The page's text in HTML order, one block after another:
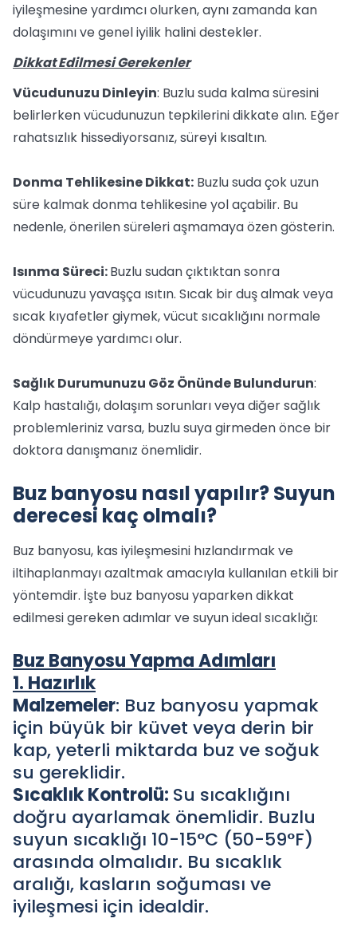
iyileşmesine yardımcı olurken, aynı zamanda kan
dolaşımını ve genel iyilik halini destekler.
Dikkat Edilmesi Gerekenler
Vücudunuzu Dinleyin: Buzlu suda kalma süresini
belirlerken vücudunuzun tepkilerini dikkate alın. Eğer
rahatsızlık hissediyorsanız, süreyi kısaltın.
Donma Tehlikesine Dikkat: Buzlu suda çok uzun
süre kalmak donma tehlikesine yol açabilir. Bu
nedenle, önerilen süreleri aşmamaya özen gösterin.
Isınma Süreci:Buzlu sudan çıktıktan sonra
vücudunuzu yavaşça ısıtın. Sıcak bir duş almak veya
sıcak kıyafetler giymek, vücut sıcaklığını normale
döndürmeye yardımcı olur.
Sağlık Durumunuzu Göz Önünde Bulundurun:
Kalp hastalığı, dolaşım sorunları veya diğer sağlık
problemleriniz varsa, buzlu suya girmeden önce bir
doktora danışmanız önemlidir.
Buz banyosu nasıl yapılır? Suyun
derecesi kaç olmalı?
Buz banyosu, kas iyileşmesini hızlandırmak ve
iltihaplanmayı azaltmak amacıyla kullanılan etkili bir
yöntemdir. İşte buz banyosu yaparken dikkat
edilmesi gereken adımlar ve suyun ideal sıcaklığı:
Buz Banyosu Yapma Adımları
1. Hazırlık
Malzemeler: Buz banyosu yapmak
için büyük bir küvet veya derin bir
kap, yeterli miktarda buz ve soğuk
su gereklidir.
Sıcaklık Kontrolü: Su sıcaklığını
doğru ayarlamak önemlidir. Buzlu
suyun sıcaklığı 10-15°C (50-59°F)
arasında olmalıdır. Bu sıcaklık
aralığı, kasların soğuması ve
iyileşmesi için idealdir.